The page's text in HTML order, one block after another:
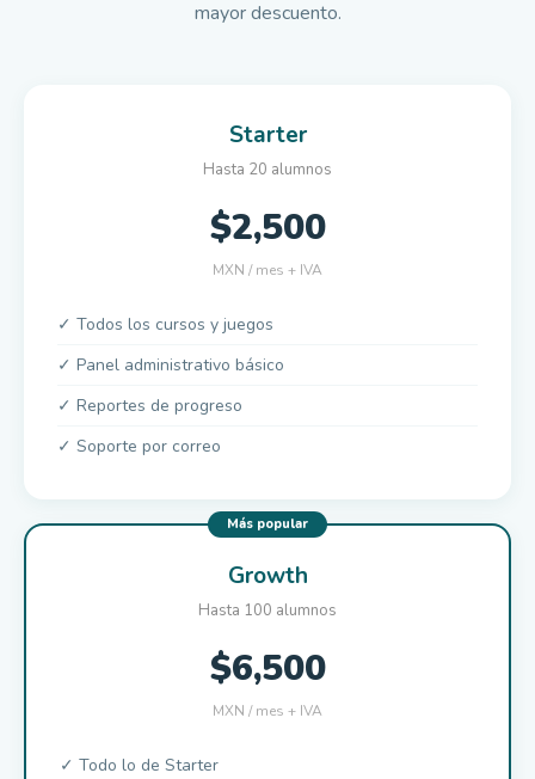
mayor descuento.
Starter
Hasta 20 alumnos
$2,500
MXN / mes + IVA
✓ Todos los cursos y juegos
✓ Panel administrativo básico
✓ Reportes de progreso
✓ Soporte por correo
Más popular
Growth
Hasta 100 alumnos
$6,500
MXN / mes + IVA
✓ Todo lo de Starter